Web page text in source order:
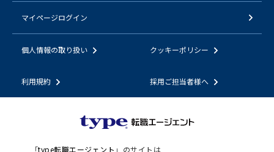
マイページログイン
個人情報の取り扱い クッキーポリシー
利用規約 採用ご担当者様へ
「type転職エージェント 」のサイトは